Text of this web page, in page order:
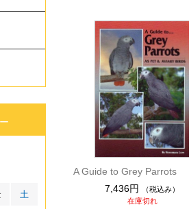
A Guide to Grey Parrots
7,436円
（税込み）
在庫切れ
土